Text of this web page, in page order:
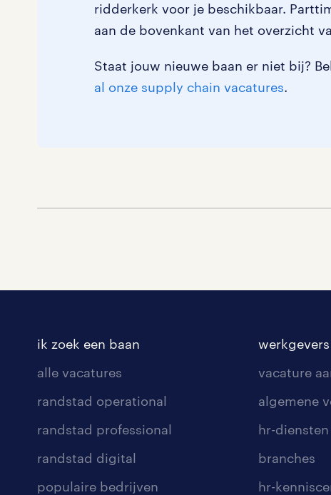
ridderkerk voor je beschikbaar.
aan de bovenkant van het overzicht
Staat jouw nieuwe baan er niet bij?
al onze supply chain vacatures.
ik zoek een baan
alle vacatures
randstad operational
randstad professional
randstad digital
populaire bedrijven
werkgevers
vacature
algemene
hr-diensten
branches
hr-